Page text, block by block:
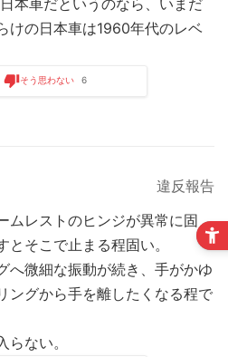
本車だというのなら、いまだ
けの日本車は1960年代のレベ
そう思わない 6
違反報告
ムレストのヒンジが異常に固
とそこで止まる程固い。
へ微細な振動が続き、手がかゆ
ングから手を離したくなる程で
ない。